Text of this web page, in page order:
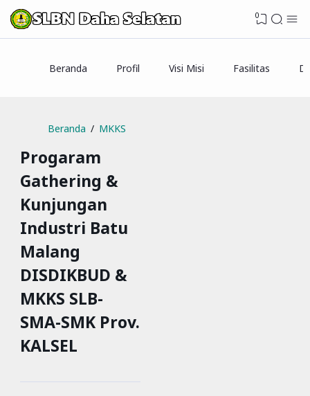
0
Beranda Profil Visi Misi Fasilitas
Beranda MKKS
Progaram
Gathering &
Kunjungan
Industri Batu
Malang
DISDIKBUD &
MKKS SLB-
SMA-SMK Prov.
KALSEL